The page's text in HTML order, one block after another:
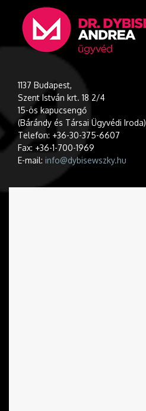
1137 Budapest,
Szent István krt. 18 2/4
15-ös kapucsengő
(Bárándy és Társai Ügyvédi Iroda)
Telefon: +36-30-375-6607
Fax: +36-1-700-1969
E-mail: info@dybisewszky.hu